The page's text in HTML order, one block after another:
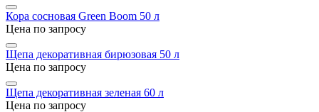
Кора сосновая Green Boom 50 л
Цена по запросу
Щепа декоративная бирюзовая 50 л
Цена по запросу
Щепа декоративная зеленая 60 л
Цена по запросу